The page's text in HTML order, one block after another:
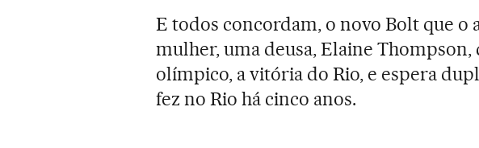
E todos concordam, o novo Bolt que o
mulher, uma deusa, Elaine
olímpico, a vitória do Rio, e espera
fez no Rio há cinco anos.